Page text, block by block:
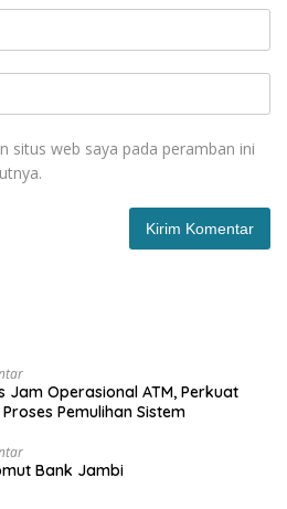
situs web saya pada peramban ini
Jam Operasional ATM, Perkuat
Pemulihan Sistem
Bank Jambi